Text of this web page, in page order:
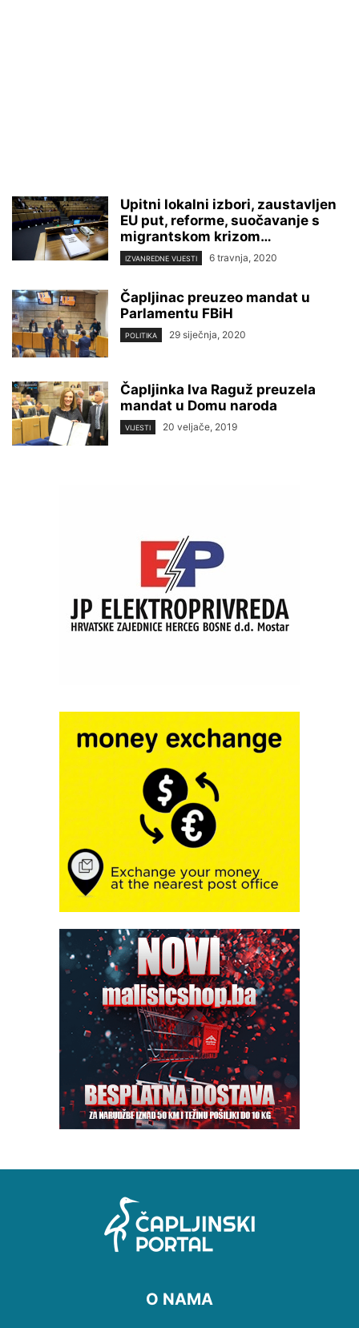
Upitni lokalni izbori, zaustavljen
EU put, reforme, suočavanje s
migrantskom krizom…
IZVANREDNE VIJESTI 6 travnja, 2020
Čapljinac preuzeo mandat u
Parlamentu FBiH
POLITIKA 29 siječnja, 2020
Čapljinka Iva Raguž preuzela
mandat u Domu naroda
VIJESTI 20 veljače, 2019
O NAMA